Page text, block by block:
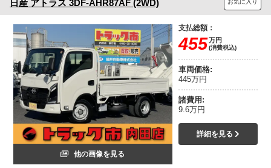
日産 アトラス 3DF-AHR87AF (2WD) お気に入り
他の画像を見る
支払総額：
455万円
(消費税込)
車両価格:
445万円
諸費用:
9.6万円
詳細を見る